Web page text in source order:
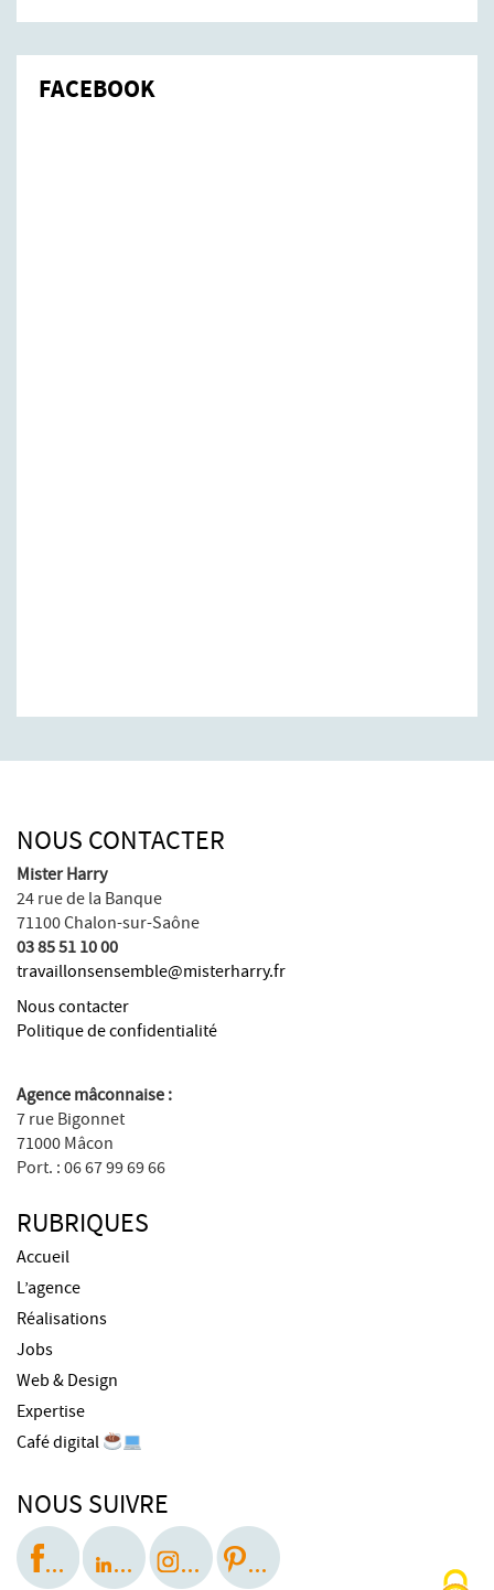
FACEBOOK
NOUS CONTACTER
Mister Harry
24 rue de la Banque
71100 Chalon-sur-Saône
03 85 51 10 00
travaillonsensemble@misterharry.fr
Nous contacter
Politique de confidentialité
Agence mâconnaise :
7 rue Bigonnet
71000 Mâcon
Port. : 06 67 99 69 66
RUBRIQUES
Accueil
L’agence
Réalisations
Jobs
Web & Design
Expertise
Café digital
NOUS SUIVRE